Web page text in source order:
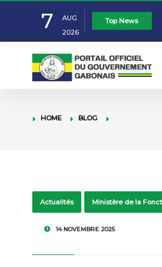
7
AUG
2026
Top News
HOME BLOG
Actualités Ministère de la
14 NOVEMBRE 2025